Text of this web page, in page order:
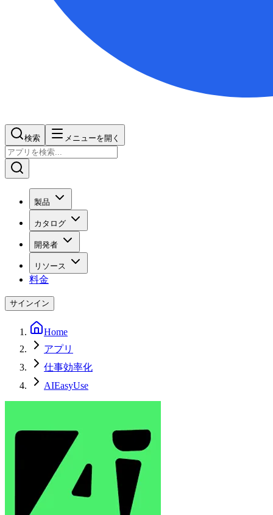
検索 メニューを開く
製品
カタログ
開発者
リソース
料金
サインイン
Home
アプリ
仕事効率化
AIEasyUse